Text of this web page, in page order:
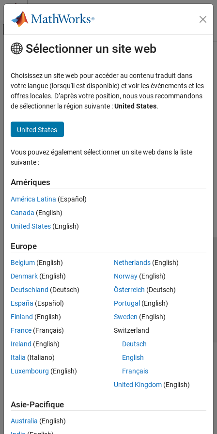
Passer au contenu
Activer/désactiver l'affichage du menu
Accueil de la documentation
Contenu principal
How useful was this information?
Sélectionner un site web
Choisissez un site web pour accéder au contenu traduit dans
votre langue (lorsqu'il est disponible) et voir les événements et les
offres locales. D’après votre position, nous vous recommandons
de sélectionner la région suivante :United States.
United States
Vous pouvez également sélectionner un site web dans la liste
suivante :
Amériques
América Latina (Español)
Canada (English)
United States (English)
Europe
Belgium (English)
Denmark (English)
Deutschland (Deutsch)
España (Español)
Finland (English)
France (Français)
Ireland (English)
Italia (Italiano)
Luxembourg (English)
Netherlands(English)
Norway(English)
Österreich (Deutsch)
Portugal (English)
Sweden (English)
Switzerland
Deutsch
English
Français
United Kingdom(English)
Asie-Pacifique
Australia (English)
Lutte anti-piratage
Contacts locaux
© 1994-2026 The MathWorks, Inc.